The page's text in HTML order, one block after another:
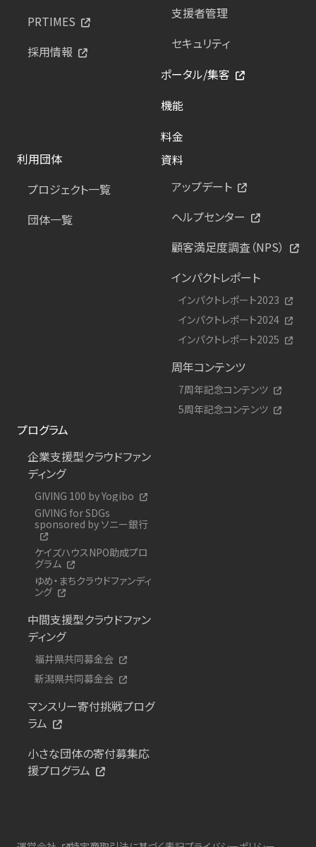
PRTIMES
採用情報
支援者管理
セキュリティ
ポータル/集客
機能
料金
利用団体
プロジェクト一覧
団体一覧
資料
アップデート
ヘルプセンター
顧客満足度調査（NPS）
インパクトレポート
インパクトレポート2023
インパクトレポート2024
インパクトレポート2025
周年コンテンツ
7周年記念コンテンツ
5周年記念コンテンツ
プログラム
企業支援型クラウドファン
ディング
GIVING 100 by Yogibo
GIVING for SDGs
sponsored by ソニー銀行
ケイズハウスNPO助成プロ
グラム
ゆめ・まちクラウドファンディ
ング
中間支援型クラウドファン
ディング
福井県共同募金会
新潟県共同募金会
マンスリー寄付挑戦プログ
ラム
小さな団体の寄付募集応
援プログラム